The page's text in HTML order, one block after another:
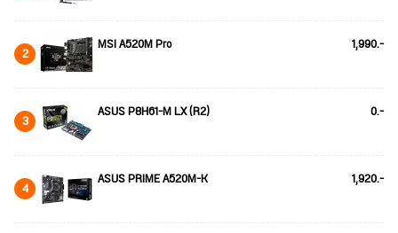
2 MSI A520M Pro 1,990.-
3 ASUS P8H61-M LX (R2) 0.-
4 ASUS PRIME A520M-K 1,920.-